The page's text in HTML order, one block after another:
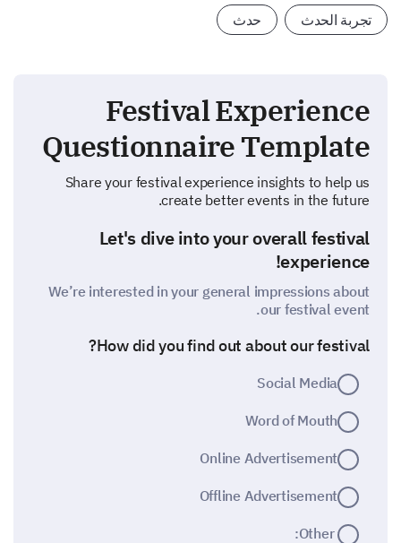
تجربة الحدث حدث
Festival Experience
Questionnaire Template
Share your festival experience insights to help us
create better events in the future.
Let's dive into your overall festival
experience!
We’re interested in your general impressions about
our festival event.
How did you find out about our festival?
Social Media
Word of Mouth
Online Advertisement
Offline Advertisement
Other: